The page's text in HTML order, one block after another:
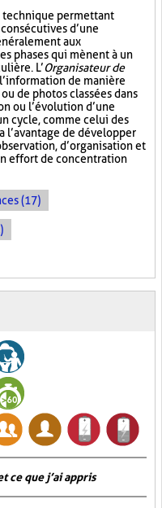
permettant
d’une
aux
phases qui mènent à un
L’Organisateur de
de manière
de photos classées dans
ou l’évolution d’une
cycle, comme celui des
l’avantage de développer
d’organisation et
effort de concentration
(17)
ce que j’ai appris